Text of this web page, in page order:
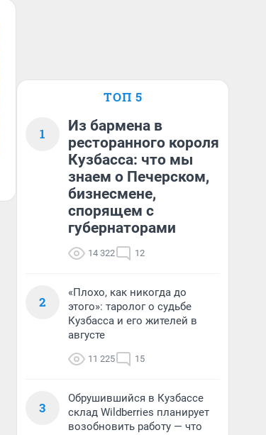
ТОП 5
1
Из бармена в
ресторанного короля
Кузбасса: что мы
знаем о Печерском,
бизнесмене,
спорящем с
губернаторами
14 322 12
2
«Плохо, как никогда до
этого»: таролог о судьбе
Кузбасса и его жителей в
августе
11 225 15
3
Обрушившийся в Кузбассе
склад Wildberries планирует
возобновить работу — что